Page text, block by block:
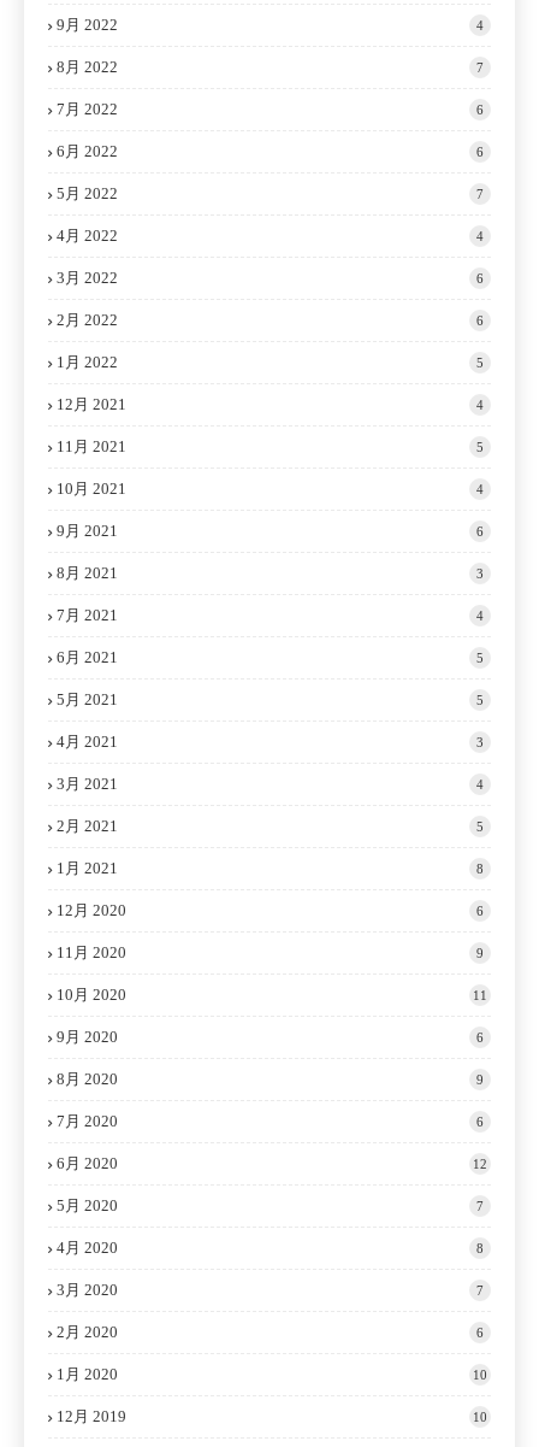
9月 2022 4
8月 2022 7
7月 2022 6
6月 2022 6
5月 2022 7
4月 2022 4
3月 2022 6
2月 2022 6
1月 2022 5
12月 2021 4
11月 2021 5
10月 2021 4
9月 2021 6
8月 2021 3
7月 2021 4
6月 2021 5
5月 2021 5
4月 2021 3
3月 2021 4
2月 2021 5
1月 2021 8
12月 2020 6
11月 2020 9
10月 2020 11
9月 2020 6
8月 2020 9
7月 2020 6
6月 2020 12
5月 2020 7
4月 2020 8
3月 2020 7
2月 2020 6
1月 2020 10
12月 2019 10